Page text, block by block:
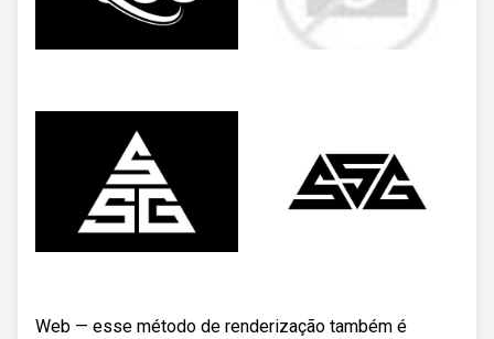
Web — esse método de renderização também é